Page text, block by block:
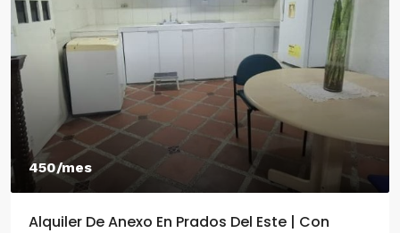
450/mes
Alquiler De Anexo En Prados Del Este | Con